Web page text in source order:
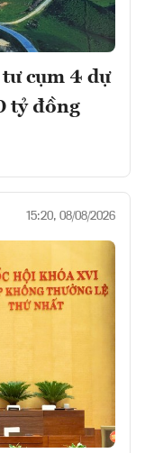
cụm 4 dự
tỷ đồng
15:20, 08/08/2026